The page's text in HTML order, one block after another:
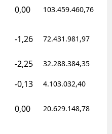
0,00 103.459.460,76
-1,26 72.431.981,97
-2,25 32.288.384,35
-0,13 4.103.032,40
0,00 20.629.148,78